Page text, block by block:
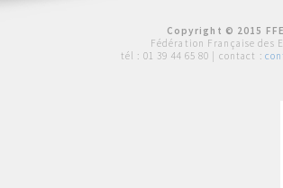
Copyright © 2015
Fédération Française des
tél : 01 39 44 65 80 | contact :